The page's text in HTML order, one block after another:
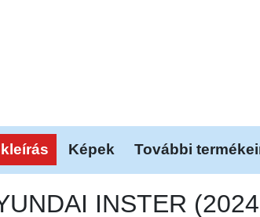
Képek További
INSTER